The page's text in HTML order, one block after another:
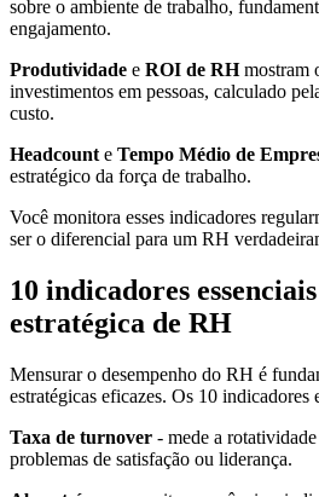
sobre o ambiente de trabalho,
engajamento.
Produtividade e ROI de RHmostram
investimentos em pessoas, calculado
custo.
Headcount e Tempo Médio de
estratégico da força de trabalho.
Você monitora esses indicadores
ser o diferencial para um RH
10 indicadores
estratégica de RH
Mensurar o desempenho do RH é
estratégicas eficazes. Os 10 indicadores
Taxa de turnover - mede a
problemas de satisfação ou liderança.